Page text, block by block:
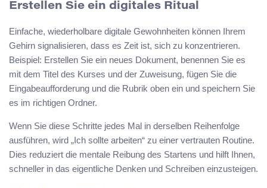
Erstellen Sie ein digitales Ritual
Einfache, wiederholbare digitale Gewohnheiten können Ihrem
Gehirn signalisieren, dass es Zeit ist, sich zu konzentrieren.
Beispiel: Erstellen Sie ein neues Dokument, benennen Sie es
mit dem Titel des Kurses und der Zuweisung, fügen Sie die
Eingabeaufforderung und die Rubrik oben ein und speichern Sie
es im richtigen Ordner.
Wenn Sie diese Schritte jedes Mal in derselben Reihenfolge
ausführen, wird „Ich sollte arbeiten“ zu einer vertrauten Routine.
Dies reduziert die mentale Reibung des Startens und hilft Ihnen,
schneller in das eigentliche Denken und Schreiben einzusteigen.